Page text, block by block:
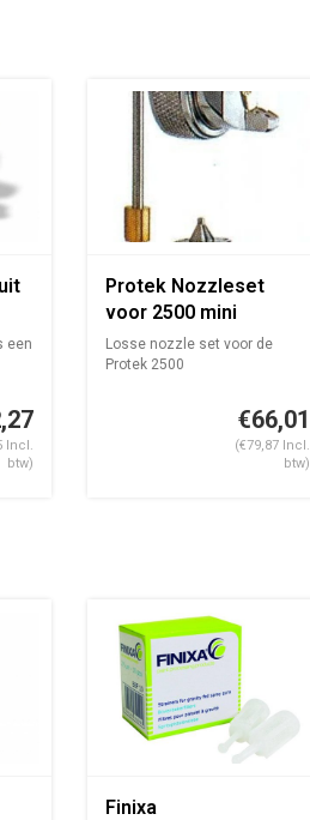
een
Incl.
btw)
Protek Nozzleset
voor 2500 mini
verfspuit
Losse nozzle set voor de
Protek 2500
€66,01
(€79,87 Incl.
btw)
Finixa